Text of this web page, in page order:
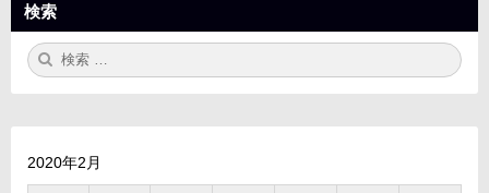
検索
検
索:
2020年2月